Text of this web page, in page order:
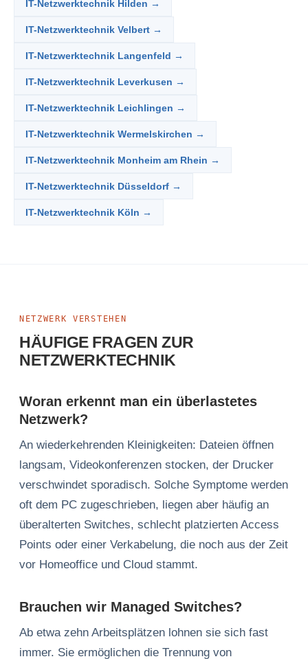
IT-Netzwerktechnik Hilden →
IT-Netzwerktechnik Velbert →
IT-Netzwerktechnik Langenfeld →
IT-Netzwerktechnik Leverkusen →
IT-Netzwerktechnik Leichlingen →
IT-Netzwerktechnik Wermelskirchen →
IT-Netzwerktechnik Monheim am Rhein →
IT-Netzwerktechnik Düsseldorf →
IT-Netzwerktechnik Köln →
NETZWERK VERSTEHEN
HÄUFIGE FRAGEN ZUR
NETZWERKTECHNIK
Woran erkennt man ein überlastetes
Netzwerk?
An wiederkehrenden Kleinigkeiten: Dateien öffnen
langsam, Videokonferenzen stocken, der Drucker
verschwindet sporadisch. Solche Symptome werden
oft dem PC zugeschrieben, liegen aber häufig an
überalterten Switches, schlecht platzierten Access
Points oder einer Verkabelung, die noch aus der Zeit
vor Homeoffice und Cloud stammt.
Brauchen wir Managed Switches?
Ab etwa zehn Arbeitsplätzen lohnen sie sich fast
immer. Sie ermöglichen die Trennung von